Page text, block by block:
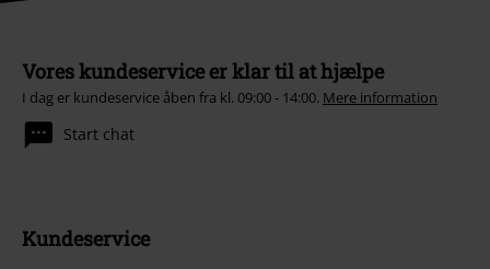
Vores kundeservice er klar til at hjælpe
I dag er kundeservice åben fra kl. 09:00 - 14:00. Mere information
Start chat
Kundeservice